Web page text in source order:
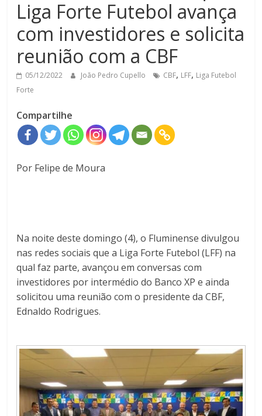
Liga Forte Futebol avança
com investidores e solicita
reunião com a CBF
05/12/2022 João Pedro Cupello CBF, LFF, Liga Futebol
Forte
Compartilhe
Por Felipe de Moura
Na noite deste domingo (4), o Fluminense divulgou
nas redes sociais que a Liga Forte Futebol (LFF) na
qual faz parte, avançou em conversas com
investidores por intermédio do Banco XP e ainda
solicitou uma reunião com o presidente da CBF,
Ednaldo Rodrigues.